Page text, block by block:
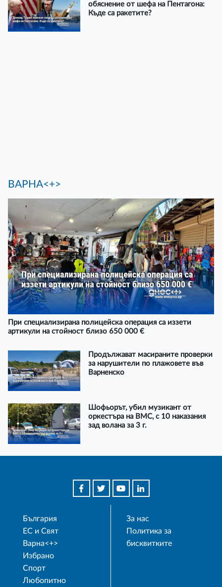
обяснение от шефа на Пентагона:
Къде са ракетите?
ВАРНА<+>
При специализирана полицейска операция са иззети
артикули на стойност близо 650 000 €
Продължават масираните проверки
за нарушители по плажовете във
Варненско
Шофьорът, убил музикант от
оркестъра на ВМС, с 10 наказания
зад волана за 3 г.
България
ЕС и Свят
Варна<+>
Избрано
Спорт
Любопитно
За нас
Политика за
бисквитките